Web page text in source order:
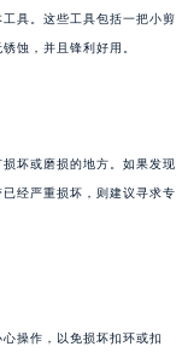
具。这些工具包括一把小剪
蚀，并且锋利好用。
坏或磨损的地方。如果发现
经严重损坏，则建议寻求专
操作，以免损坏扣环或扣